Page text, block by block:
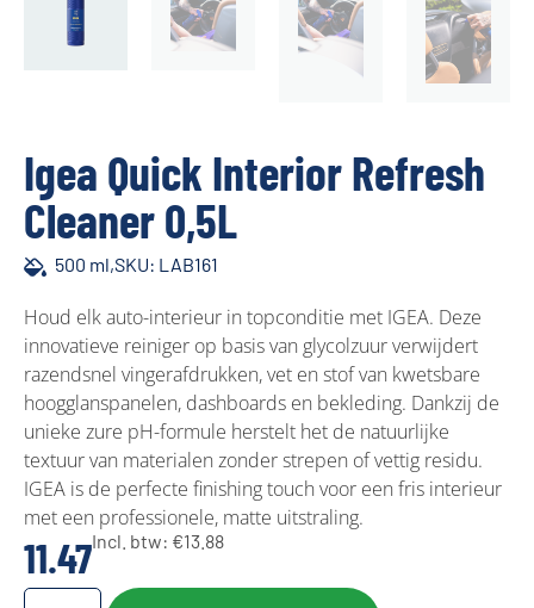
Igea Quick Interior Refresh
Cleaner 0,5L
500 ml,SKU: LAB161
Houd elk auto-interieur in topconditie met IGEA. Deze
innovatieve reiniger op basis van glycolzuur verwijdert
razendsnel vingerafdrukken, vet en stof van kwetsbare
hoogglanspanelen, dashboards en bekleding. Dankzij de
unieke zure pH-formule herstelt het de natuurlijke
textuur van materialen zonder strepen of vettig residu.
IGEA is de perfecte finishing touch voor een fris interieur
met een professionele, matte uitstraling.
11.47Incl. btw: €13.88